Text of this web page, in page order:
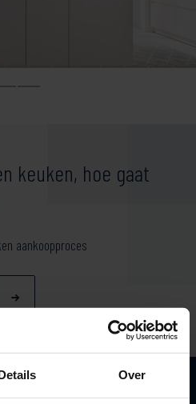
Over
keuken, hoe gaat
aankoopproces